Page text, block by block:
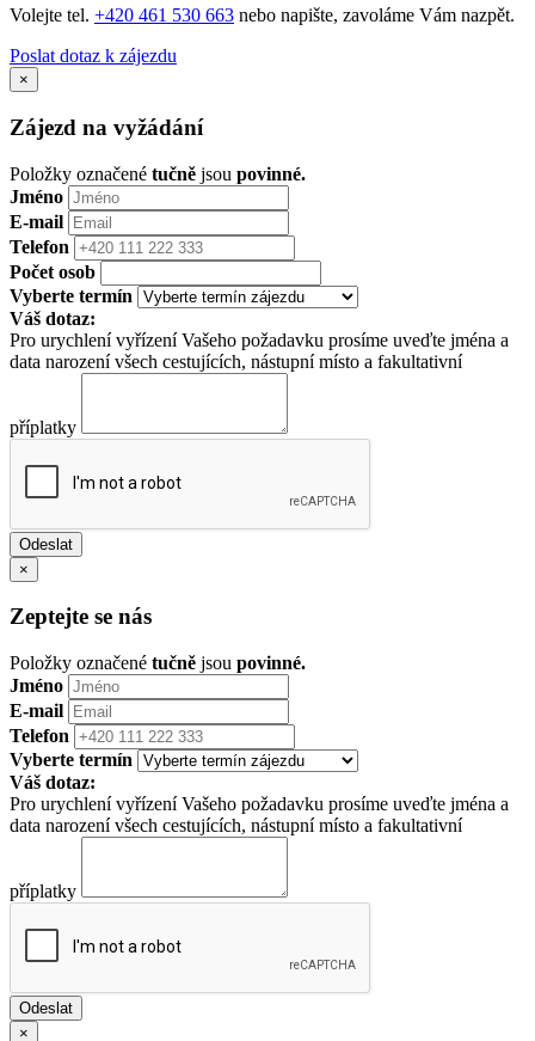
Volejte tel. +420 461 530 663 nebo napište, zavoláme Vám nazpět.
Poslat dotaz k zájezdu
×
Zájezd na vyžádání
Položky označené tučně jsou povinné.
Jméno
E-mail
Telefon
Počet osob
Vyberte termín
Váš dotaz:
Pro urychlení vyřízení Vašeho požadavku prosíme uveďte jména a
data narození všech cestujících, nástupní místo a fakultativní
příplatky
×
Zeptejte se nás
Položky označené tučně jsou povinné.
Jméno
E-mail
Telefon
Vyberte termín
Váš dotaz:
Pro urychlení vyřízení Vašeho požadavku prosíme uveďte jména a
data narození všech cestujících, nástupní místo a fakultativní
příplatky
×